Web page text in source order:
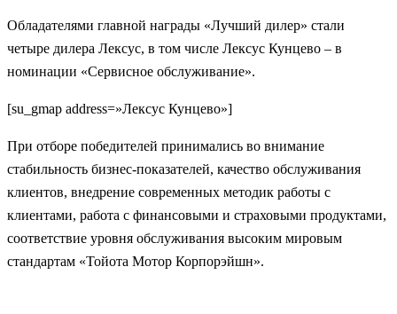
Обладателями главной награды «Лучший дилер» стали
четыре дилера Лексус, в том числе Лексус Кунцево – в
номинации «Сервисное обслуживание».
[su_gmap address=»Лексус Кунцево»]
При отборе победителей принимались во внимание
стабильность бизнес-показателей, качество обслуживания
клиентов, внедрение современных методик работы с
клиентами, работа с финансовыми и страховыми продуктами,
соответствие уровня обслуживания высоким мировым
стандартам «Тойота Мотор Корпорэйшн».